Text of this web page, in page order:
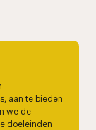
aan te bieden
we de
doeleinden